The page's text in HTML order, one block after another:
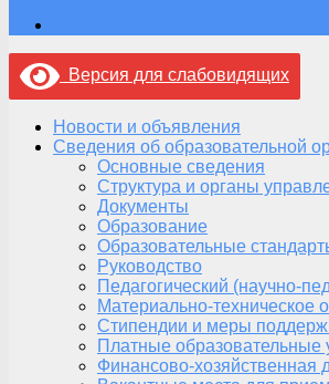
Версия для слабовидящих
Новости и объявления
Сведения об образовательной
Основные сведения
Структура и органы
Документы
Образование
Образовательные
Руководство
Педагогический (научно-
Материально-техническое
Стипендии и меры
Платные образовательные
Финансово-хозяйственная